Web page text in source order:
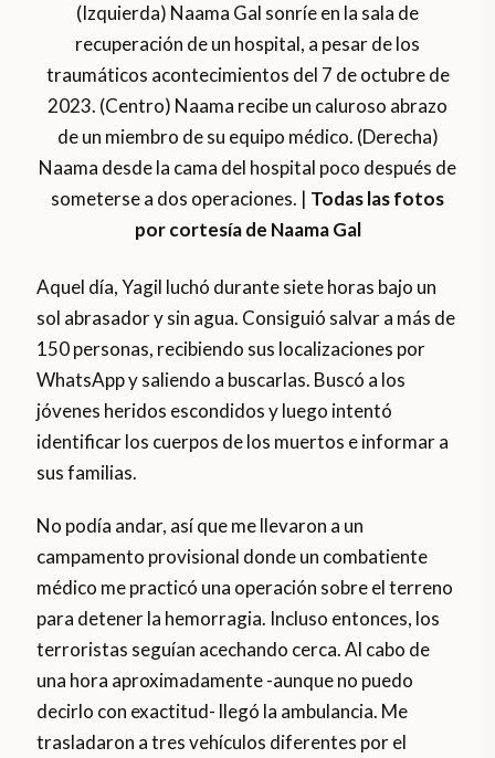
(Izquierda) Naama Gal sonríe en la sala de
recuperación de un hospital, a pesar de los
traumáticos acontecimientos del 7 de octubre de
2023. (Centro) Naama recibe un caluroso abrazo
de un miembro de su equipo médico. (Derecha)
Naama desde la cama del hospital poco después de
someterse a dos operaciones. | Todas las fotos
por cortesía de Naama Gal
Aquel día, Yagil luchó durante siete horas bajo un
sol abrasador y sin agua. Consiguió salvar a más de
150 personas, recibiendo sus localizaciones por
WhatsApp y saliendo a buscarlas. Buscó a los
jóvenes heridos escondidos y luego intentó
identificar los cuerpos de los muertos e informar a
sus familias.
No podía andar, así que me llevaron a un
campamento provisional donde un combatiente
médico me practicó una operación sobre el terreno
para detener la hemorragia. Incluso entonces, los
terroristas seguían acechando cerca. Al cabo de
una hora aproximadamente -aunque no puedo
decirlo con exactitud- llegó la ambulancia. Me
trasladaron a tres vehículos diferentes por el